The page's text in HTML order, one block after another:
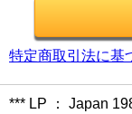
特定商取引法に基
*** LP ： Japan